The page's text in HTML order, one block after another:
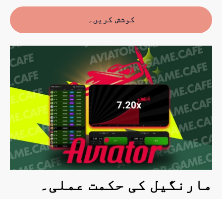
کوشش کریں۔
مارنگیل کی حکمت عملی۔